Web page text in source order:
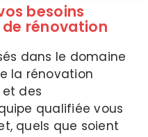
besoins
rénovation
dans le domaine
la rénovation
des
qualifiée vous
quels que soient